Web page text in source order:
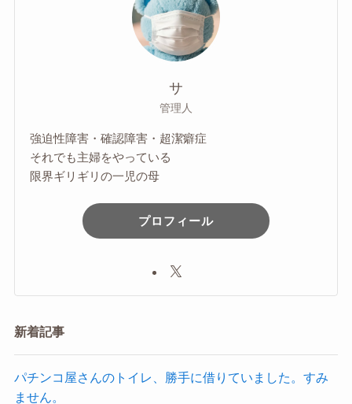
サ
管理人
強迫性障害・確認障害・超潔癖症
それでも主婦をやっている
限界ギリギリの一児の母
プロフィール
新着記事
パチンコ屋さんのトイレ、勝手に借りていました。すみ
ません。